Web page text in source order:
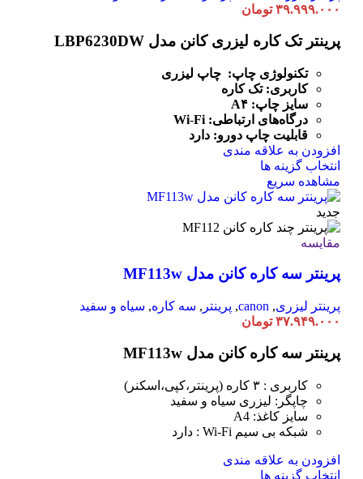
ممکن
در
صفحه
محصول
انتخاب
شوند
۳۹.۹۹۹.۰۰۰ تومان
پرینتر تک کاره لیزری کانن مدل LBP6230DW
تکنولوژی چاپ: چاپ لیزری
کاربری: تک کاره
سایز چاپ: A۴
درگاه‌های ارتباطی:
Wi-Fi
قابلیت چاپ دورو: دارد
افزودن به علاقه مندی
انتخاب گزینه ها
دارای
مختلفی
گزینه
ممکن
است
صفحه
محصول
انتخاب
شوند
مشاهده سریع
جدید
مقایسه
پرینتر سه کاره کانن مدل MF113w
پرینتر لیزری,
canon
, پرینتر , سه کاره, سیاه و سفید
۳۷.۹۴۹.۰۰۰ تومان
پرینتر سه کاره کانن مدل MF113w
کاربری : ۳ کاره (پرینتر،کپی،اسکنر)
چاپگر: لیزری سیاه و سفید
سایز کاغذ: A4
شبکه بی سیم Wi-Fi : دارد
افزودن به علاقه مندی
انتخاب گزینه ها